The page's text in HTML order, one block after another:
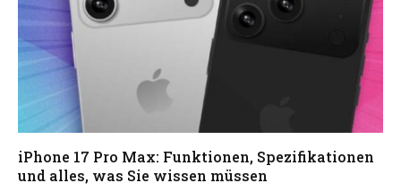
iPhone 17 Pro Max: Funktionen, Spezifikationen
und alles, was Sie wissen müssen